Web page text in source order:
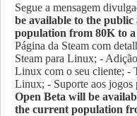
Segue a mensagem
be available to the
population from 80K to
Página da Steam com
Steam para Linux; -
Linux com o seu cliente; -
Linux; - Suporte aos
Open Beta will be
the current population